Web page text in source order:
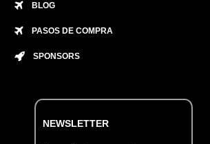
BLOG
PASOS DE COMPRA
SPONSORS
NEWSLETTER